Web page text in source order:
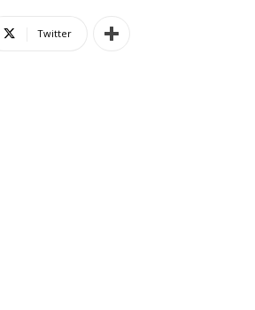
Twitter